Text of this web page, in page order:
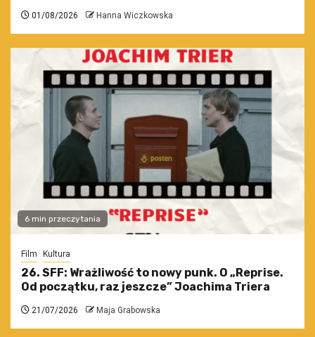
01/08/2026 Hanna Wiczkowska
6 min przeczytania
Film Kultura
26. SFF: Wrażliwość to nowy punk. O „Reprise.
Od początku, raz jeszcze” Joachima Triera
21/07/2026 Maja Grabowska